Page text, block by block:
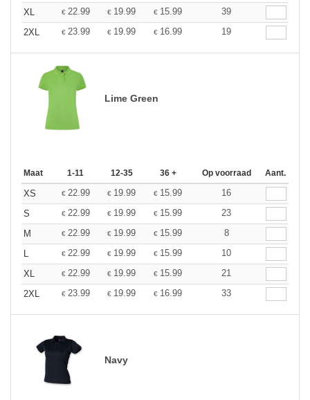
XL
€ 22.99 € 19.99 € 15.99
39
2XL
€ 23.99 € 19.99 € 16.99 19
Lime Green
Maat 1-11 12-35 36 + Op voorraad Aant.
XS € 22.99 € 19.99 € 15.99
16
S
€ 22.99 € 19.99 € 15.99
23
M
€ 22.99 € 19.99 € 15.99
8
L
€ 22.99 € 19.99 € 15.99
10
XL
€ 22.99 € 19.99 € 15.99
21
2XL
€ 23.99 € 19.99 € 16.99 33
Navy